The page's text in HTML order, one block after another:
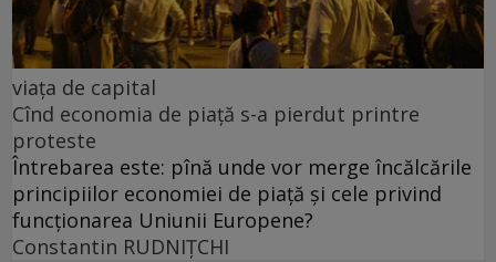
viața de capital
Cînd economia de piață s-a pierdut printre
proteste
Întrebarea este: pînă unde vor merge încălcările
principiilor economiei de piață și cele privind
funcționarea Uniunii Europene?
Constantin RUDNIŢCHI